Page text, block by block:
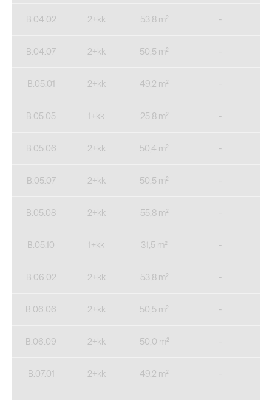
B.04.02 2+kk 53,8 m² -
B.04.07 2+kk 50,5 m² -
B.05.01 2+kk 49,2 m² -
B.05.05 1+kk 25,8 m² -
B.05.06 2+kk 50,4 m² -
B.05.07 2+kk 50,5 m² -
B.05.08 2+kk 55,8 m² -
B.05.10 1+kk 31,5 m² -
B.06.02 2+kk 53,8 m² -
B.06.06 2+kk 50,5 m² -
B.06.09 2+kk 50,0 m² -
B.07.01 2+kk 49,2 m² -